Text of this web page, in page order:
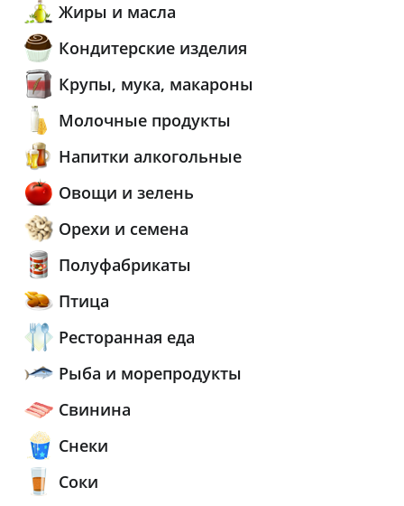
Жиры и масла
Кондитерские изделия
Крупы, мука, макароны
Молочные продукты
Напитки алкогольные
Овощи и зелень
Орехи и семена
Полуфабрикаты
Птица
Ресторанная еда
Рыба и морепродукты
Свинина
Снеки
Соки